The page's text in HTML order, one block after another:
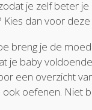
je zelf beter
Kies dan voor
breng je de
je baby
een overzicht
ook oefenen. Niet